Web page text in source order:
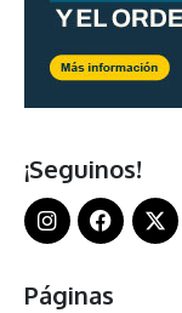
¡Seguinos!
Páginas